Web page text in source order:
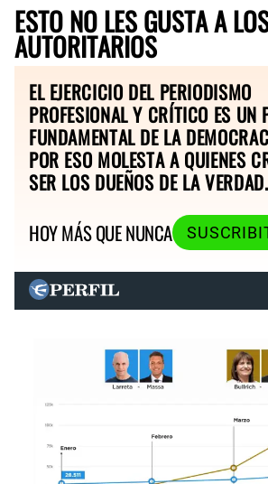
ESTO NO LES GUSTA A
AUTORITARIOS
EL EJERCICIO DEL PERIODISMO
PROFESIONAL Y CRÍTICO ES UN
FUNDAMENTAL DE LA
POR ESO MOLESTA A QUIENES
SER LOS DUEÑOS DE LA VERDAD.
HOY MÁS QUE NUNCA